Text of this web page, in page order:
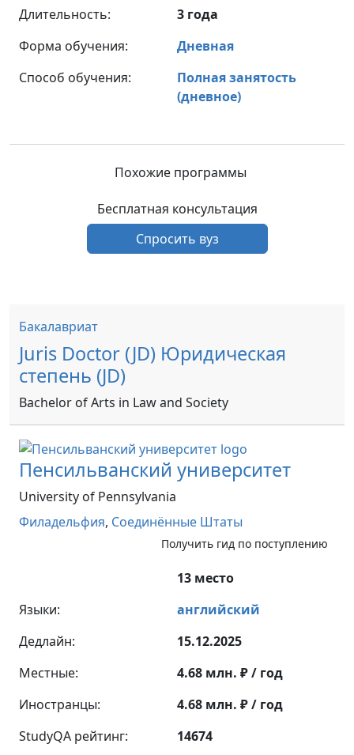
Длительность:
3 года
Форма обучения:
Дневная
Способ обучения:
Полная занятость
(дневное)
Похожие программы
Бесплатная консультация
Спросить вуз
Бакалавриат
Juris Doctor (JD) Юридическая
степень (JD)
Bachelor of Arts in Law and Society
Пенсильванский университет
University of Pennsylvania
Филадельфия, Соединённые Штаты
Получить гид по поступлению
13 место
Языки:
английский
Дедлайн:
15.12.2025
Местные:
4.68 млн. ₽ / год
Иностранцы:
4.68 млн. ₽ / год
StudyQA рейтинг:
14674